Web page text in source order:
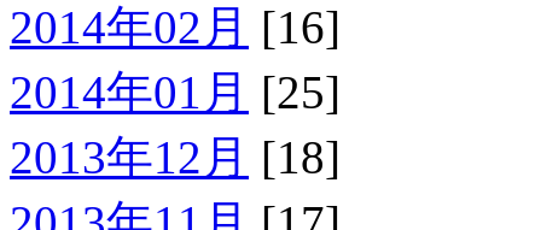
2014年02月 [16]
2014年01月 [25]
2013年12月 [18]